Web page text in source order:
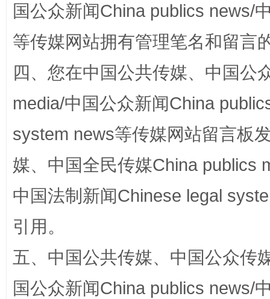
国家大学科技园优化重塑工作
国公众新闻China publics news/
等传媒网站拥有管理笔名和留言
四、您在中国公共传媒、中国公
media/中国公众新闻China
system news等传媒网站留言板
媒、中国全民传媒China publics
中国法制新闻Chinese legal
引用。
五、中国公共传媒、中国公众传
国公众新闻China publics news/